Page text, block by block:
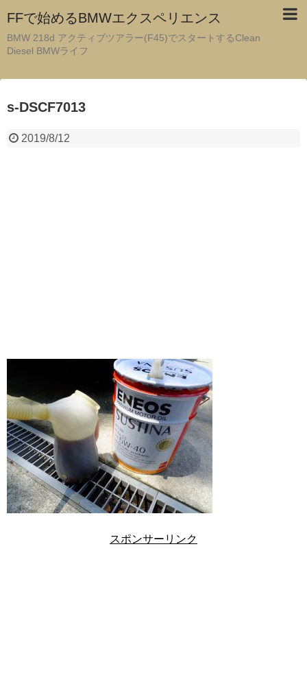
FFで始めるBMWエクスペリエンス
BMW 218d アクティブツアラー(F45)でスタートするClean
Diesel BMWライフ
s-DSCF7013
2019/8/12
スポンサーリンク